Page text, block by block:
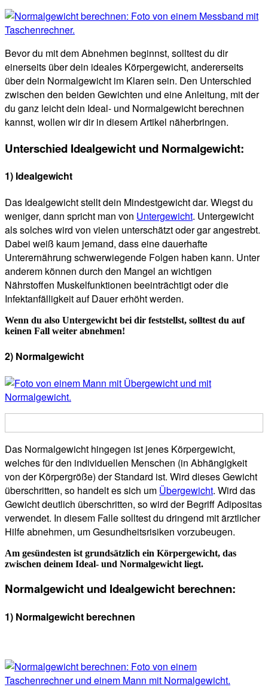
Bevor du mit dem Abnehmen beginnst, solltest du dir
einerseits über dein ideales Körpergewicht, andererseits
über dein Normalgewicht im Klaren sein. Den Unterschied
zwischen den beiden Gewichten und eine Anleitung, mit der
du ganz leicht dein Ideal- und Normalgewicht berechnen
kannst, wollen wir dir in diesem Artikel näherbringen.
Unterschied Idealgewicht und Normalgewicht:
1) Idealgewicht
Das Idealgewicht stellt dein Mindestgewicht dar. Wiegst du
weniger, dann spricht man von Untergewicht. Untergewicht
als solches wird von vielen unterschätzt oder gar angestrebt.
Dabei weiß kaum jemand, dass eine dauerhafte
Unterernährung schwerwiegende Folgen haben kann. Unter
anderem können durch den Mangel an wichtigen
Nährstoffen Muskelfunktionen beeinträchtigt oder die
Infektanfälligkeit auf Dauer erhöht werden.
Wenn du also Untergewicht bei dir feststellst, solltest du auf
keinen Fall weiter abnehmen!
2) Normalgewicht
Das Normalgewicht hingegen ist jenes Körpergewicht,
welches für den individuellen Menschen (in Abhängigkeit
von der Körpergröße) der Standard ist. Wird dieses Gewicht
überschritten, so handelt es sich um Übergewicht. Wird das
Gewicht deutlich überschritten, so wird der Begriff Adipositas
verwendet. In diesem Falle solltest du dringend mit ärztlicher
Hilfe abnehmen, um Gesundheitsrisiken vorzubeugen.
Am gesündesten ist grundsätzlich ein Körpergewicht, das
zwischen deinem Ideal- und Normalgewicht liegt.
Normalgewicht und Idealgewicht berechnen:
1) Normalgewicht berechnen